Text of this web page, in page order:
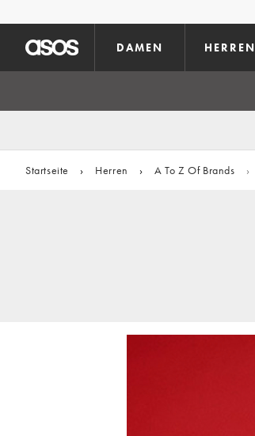
DAMEN HERREN
Startseite › Herren › A To Z Of Brands ›